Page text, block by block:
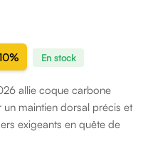
En stock
allie coque carbone
maintien dorsal précis et
exigeants en quête de